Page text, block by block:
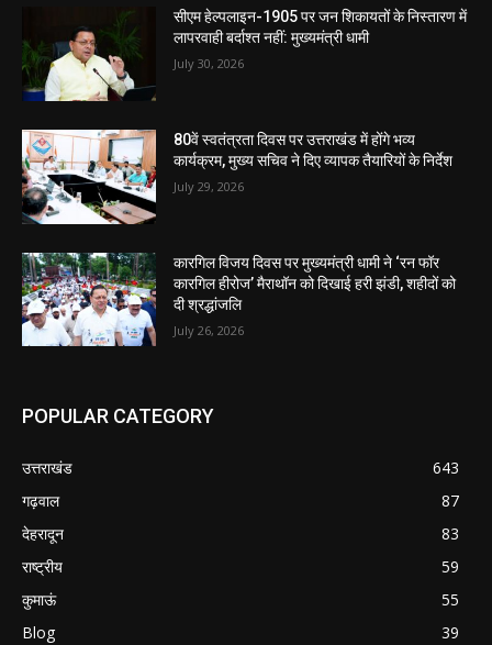
सीएम हेल्पलाइन-1905 पर जन शिकायतों के निस्तारण में
लापरवाही बर्दाश्त नहीं: मुख्यमंत्री धामी
July 30, 2026
80वें स्वतंत्रता दिवस पर उत्तराखंड में होंगे भव्य
कार्यक्रम, मुख्य सचिव ने दिए व्यापक तैयारियों के निर्देश
July 29, 2026
कारगिल विजय दिवस पर मुख्यमंत्री धामी ने ‘रन फॉर
कारगिल हीरोज’ मैराथॉन को दिखाई हरी झंडी, शहीदों को
दी श्रद्धांजलि
July 26, 2026
POPULAR CATEGORY
उत्तराखंड
643
गढ़वाल
87
देहरादून
83
राष्ट्रीय
59
कुमाऊं
55
Blog
39